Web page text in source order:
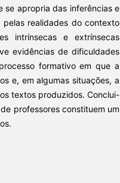
se apropria das inferências e
pelas realidades do contexto
intrínsecas e extrínsecas
evidências de dificuldades
formativo em que a
e, em algumas situações, a
textos produzidos. Conclui-
professores constituem um